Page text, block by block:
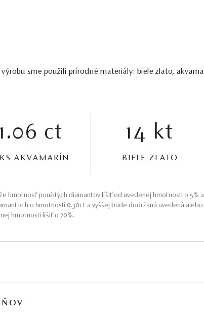
sme použili prírodné materiály: biele zlato,
1.06 ct
AKVAMARÍN
14 kt
BIELE ZLATO
hmotnosť použitých diamantov líšiť od uvedenej hmotnosti o 5%
o hmotnosti 0.30ct a vyššej bude dodržaná uvedená
hmotnosti líšiť o 20%.